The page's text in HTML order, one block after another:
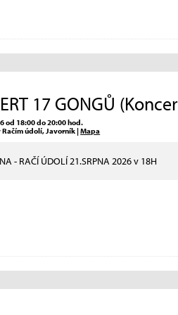
17 GONGŮ
od 18:00 do 20:00 hod.
Račím údolí, Javorník |Mapa
- RAČÍ ÚDOLÍ 21.SRPNA 2026 v 18H